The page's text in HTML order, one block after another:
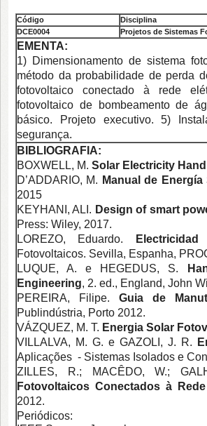
Código
Disciplina
DCE0004 Projetos de Sistemas
EMENTA:
1) Dimensionamento de sistema
método da probabilidade de perda
fotovoltaico conectado à rede
fotovoltaico de bombeamento de
básico. Projeto executivo. 5)
segurança.
BIBLIOGRAFIA:
BOXWELL, M. Solar Electricity
D’ADDARIO, M. Manual de
2015
KEYHANI, ALI. Design of smart
Press: Wiley, 2017.
LOREZO, Eduardo.
Fotovoltaicos. Sevilla, Espanha,
LUQUE, A. e HEGEDUS, S.
Engineering, 2. ed., England, John
PEREIRA, Filipe. Guia de
Publindústria, Porto 2012.
VÁZQUEZ, M. T. Energia Solar
VILLALVA, M. G. e GAZOLI, J. R.
Aplicações - Sistemas Isolados e
ZILLES, R.; MACÊDO, W.;
Fotovoltaicos Conectados à
2012.
Periódicos: